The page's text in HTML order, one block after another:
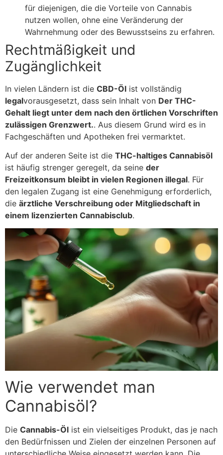
für diejenigen, die die Vorteile von Cannabis
nutzen wollen, ohne eine Veränderung der
Wahrnehmung oder des Bewusstseins zu erfahren.
Rechtmäßigkeit und
Zugänglichkeit
In vielen Ländern ist die CBD-Öl ist vollständig
legalvorausgesetzt, dass sein Inhalt von Der THC-
Gehalt liegt unter dem nach den örtlichen Vorschriften
zulässigen Grenzwert.. Aus diesem Grund wird es in
Fachgeschäften und Apotheken frei vermarktet.
Auf der anderen Seite ist die THC-haltiges Cannabisöl
ist häufig strenger geregelt, da seine der
Freizeitkonsum bleibt in vielen Regionen illegal. Für
den legalen Zugang ist eine Genehmigung erforderlich,
die ärztliche Verschreibung oder Mitgliedschaft in
einem lizenzierten Cannabisclub.
Wie verwendet man
Cannabisöl?
Die Cannabis-Öl ist ein vielseitiges Produkt, das je nach
den Bedürfnissen und Zielen der einzelnen Personen auf